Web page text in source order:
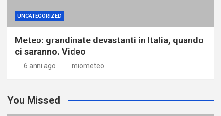
UNCATEGORIZED
Meteo: grandinate devastanti in Italia, quando
ci saranno. Video
6 anni ago miometeo
You Missed